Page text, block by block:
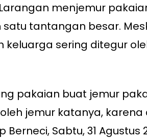
menjemur
tantangan besar.
keluarga sering ditegur
pakaian buat jemur
jemur katanya,
Sabtu, 31 Agustus